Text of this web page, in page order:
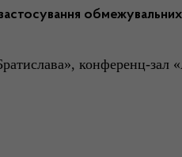
обмежувальних
конференц-зал